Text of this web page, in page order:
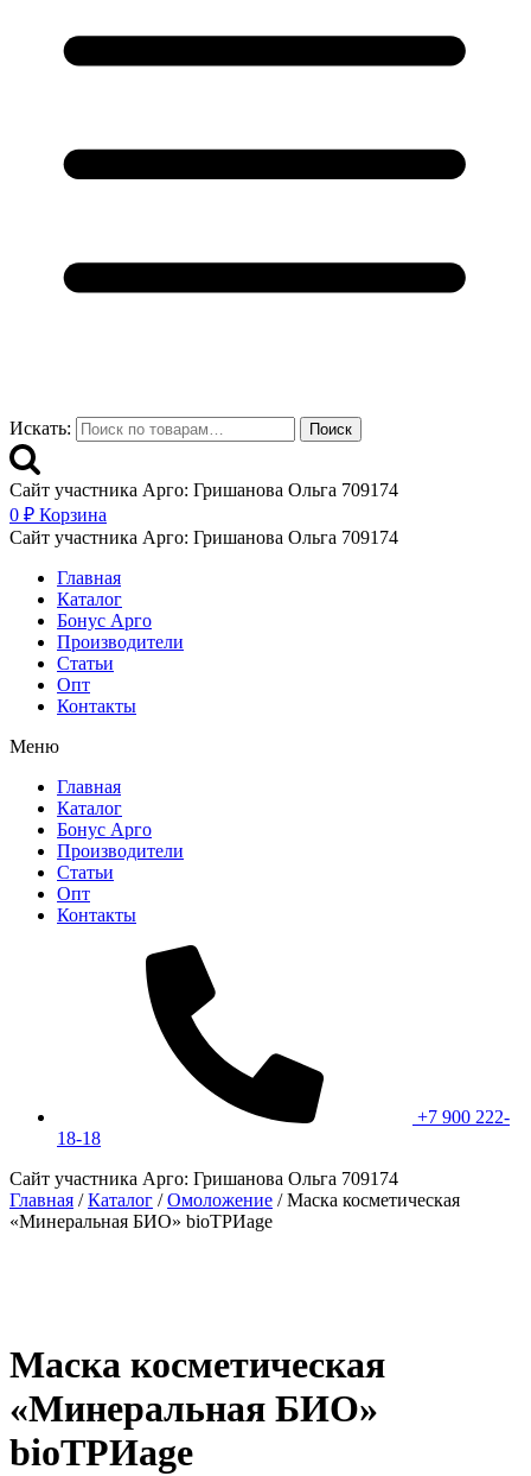
Искать: Поиск
Сайт участника Арго: Гришанова Ольга 709174
0 ₽ Корзина
Сайт участника Арго: Гришанова Ольга 709174
Главная
Каталог
Бонус Арго
Производители
Статьи
Опт
Контакты
Меню
Главная
Каталог
Бонус Арго
Производители
Статьи
Опт
Контакты
+7 900 222-
18-18
Сайт участника Арго: Гришанова Ольга 709174
Главная / Каталог / Омоложение / Маска косметическая
«Минеральная БИО» bioТРИage
Маска косметическая
«Минеральная БИО»
bioТРИage